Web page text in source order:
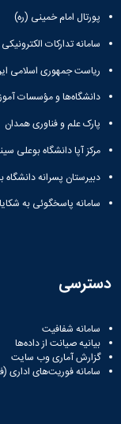
پورتال امام خمینی (ره)
سامانه تدارکات
ریاست جمهوری اسلامی
دانشگاه‌ها و مؤسسات
پارک علم و فناوری همدان
مرکز آپا دانشگاه بوعلی
دبیرستان پسرانه دانشگاه
سامانه پاسخگوئی به
دسترسی
سامانه شفافیت
بیانیه صیانت از داده‌ها
گزارش آماری وب‌ سایت
سامانه فوریت‌های اداری